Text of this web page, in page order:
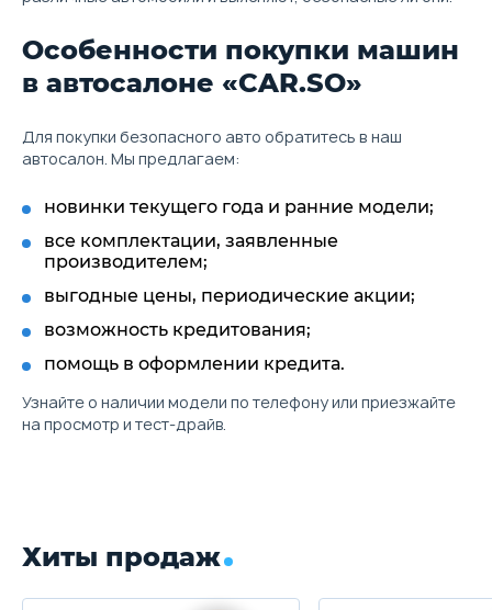
Особенности покупки машин
в автосалоне «CAR.SO»
Для покупки безопасного авто обратитесь в наш
автосалон. Мы предлагаем:
новинки текущего года и ранние модели;
все комплектации, заявленные
производителем;
выгодные цены, периодические акции;
возможность кредитования;
помощь в оформлении кредита.
Узнайте о наличии модели по телефону или приезжайте
на просмотр и тест-драйв.
Хиты продаж